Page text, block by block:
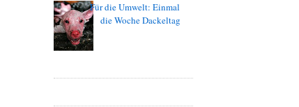
Für die Umwelt: Einmal
die Woche Dackeltag